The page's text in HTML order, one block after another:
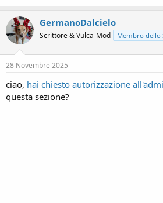
GermanoDalcielo
Scrittore & Vulca-Mod Membro dello
28 Novembre 2025
ciao, hai chiesto autorizzazione
questa sezione?